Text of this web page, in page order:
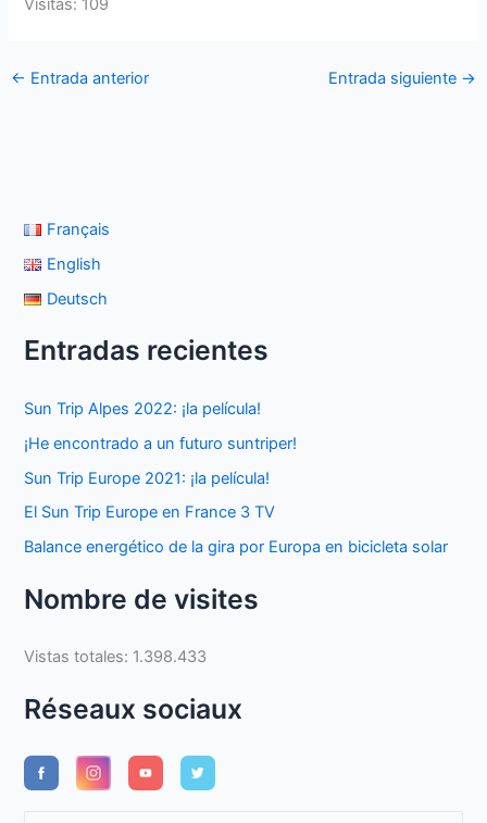
Visitas: 109
← Entrada anterior Entrada siguiente →
Français
English
Deutsch
Entradas recientes
Sun Trip Alpes 2022: ¡la película!
¡He encontrado a un futuro suntriper!
Sun Trip Europe 2021: ¡la película!
El Sun Trip Europe en France 3 TV
Balance energético de la gira por Europa en bicicleta solar
Nombre de visites
Vistas totales: 1.398.433
Réseaux sociaux